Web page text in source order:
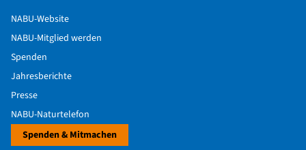
NABU-Website
NABU-Mitglied werden
Spenden
Jahresberichte
Presse
NABU-Naturtelefon
Spenden & Mitmachen